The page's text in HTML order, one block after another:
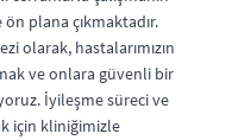
plana çıkmaktadır.
olarak, hastalarımızın
ve onlara güvenli bir
İyileşme süreci ve
için kliniğimizle